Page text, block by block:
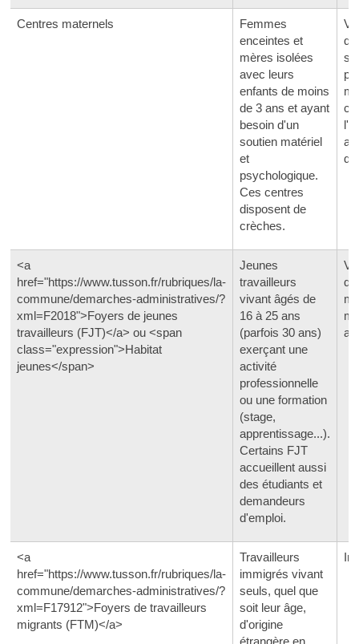
Centres maternels
Femmes
enceintes et
mères isolées
avec leurs
enfants de moins
de 3 ans et ayant
besoin d'un
soutien matériel
et
psychologique.
Ces centres
disposent de
crèches.
ce
<a
href="https://www.tusson.fr/rubriques/la-
commune/demarches-administratives/?
xml=F2018">Foyers de jeunes
travailleurs (FJT)</a> ou <span
class="expression">Habitat
jeunes</span>
Jeunes
travailleurs
vivant âgés de
16 à 25 ans
(parfois 30 ans)
exerçant une
activité
professionnelle
ou une formation
(stage,
apprentissage...).
Certains FJT
accueillent aussi
des étudiants et
demandeurs
d'emploi.
<a
href="https://www.tusson.fr/rubriques/la-
commune/demarches-administratives/?
xml=F17912">Foyers de travailleurs
migrants (FTM)</a>
Travailleurs
immigrés vivant
seuls, quel que
soit leur âge,
d'origine
étrangère en